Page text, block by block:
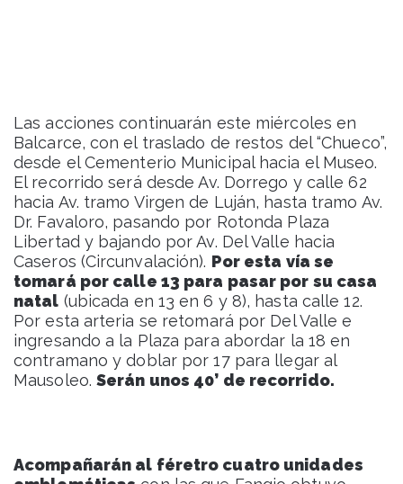
Las acciones continuarán este miércoles en
Balcarce, con el traslado de restos del “Chueco”,
desde el Cementerio Municipal hacia el Museo.
El recorrido será desde Av. Dorrego y calle 62
hacia Av. tramo Virgen de Luján, hasta tramo Av.
Dr. Favaloro, pasando por Rotonda Plaza
Libertad y bajando por Av. Del Valle hacia
Caseros (Circunvalación). Por esta vía se
tomará por calle 13 para pasar por su casa
natal (ubicada en 13 en 6 y 8), hasta calle 12.
Por esta arteria se retomará por Del Valle e
ingresando a la Plaza para abordar la 18 en
contramano y doblar por 17 para llegar al
Mausoleo. Serán unos 40’ de recorrido.
Acompañarán al féretro cuatro unidades